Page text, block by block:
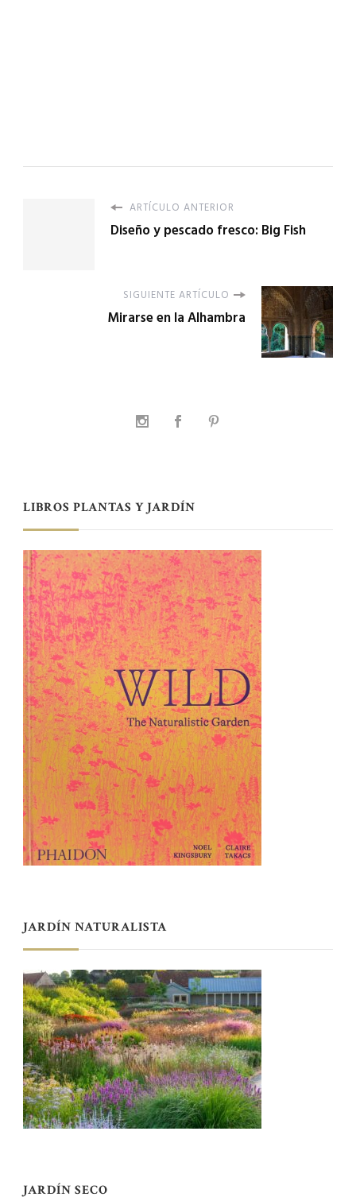
ARTÍCULO ANTERIOR
Diseño y pescado fresco: Big Fish
SIGUIENTE ARTÍCULO
Mirarse en la Alhambra
LIBROS PLANTAS Y JARDÍN
JARDÍN NATURALISTA
JARDÍN SECO